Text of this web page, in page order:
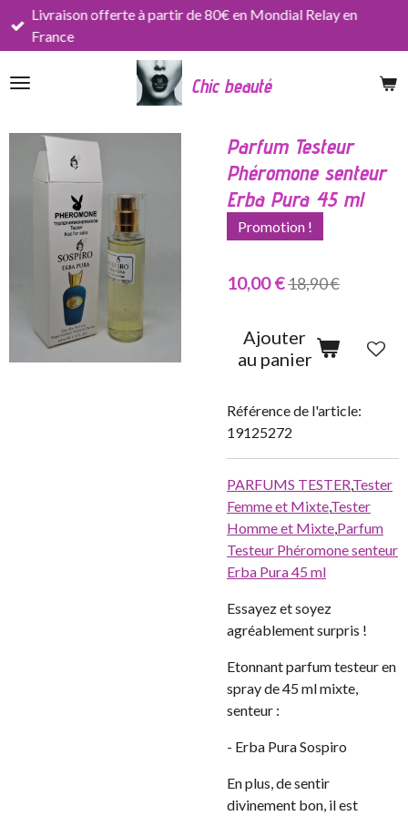
Passer
principal
Chic beauté
Livraison offerte à partir de 80€ en Mondial Relay en
France
Parfum Testeur
Phéromone senteur
Erba Pura 45 ml
Promotion !
10,00 €18,90 €
Ajouter
au panier
Référence de l'article:
19125272
PARFUMS TESTER,Tester
Femme et Mixte,Tester
Homme et Mixte,Parfum
Testeur Phéromone senteur
Erba Pura 45 ml
Essayez et soyez
agréablement surpris !
Etonnant parfum testeur en
spray de 45 ml mixte,
senteur :
- Erba Pura Sospiro
En plus, de sentir
divinement bon, il est